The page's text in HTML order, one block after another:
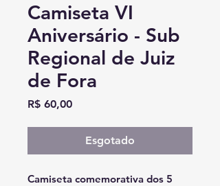
Camiseta VI
Aniversário - Sub
Regional de Juiz
de Fora
R$ 60,00Preço
Esgotado
Camiseta comemorativa dos 5